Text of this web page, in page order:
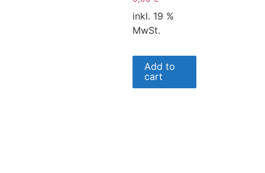
inkl. 19 %
MwSt.
Add to
cart